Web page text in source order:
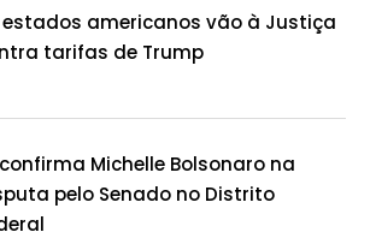
estados americanos vão à Justiça
tarifas de Trump
confirma Michelle Bolsonaro na
pelo Senado no Distrito